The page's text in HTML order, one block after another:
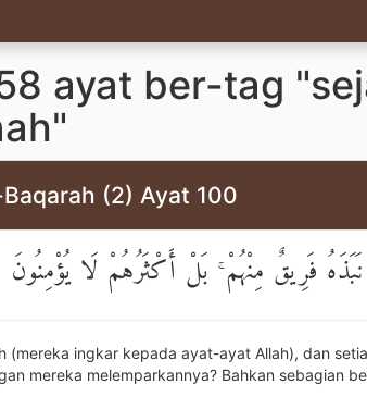
ayat ber-tag
(2) Ayat 100
فَرِيقٌ مِنْهُمْ ۚ بَلْ أَكْثَرُهُمْ لَا يُؤْمِنُونَ
(mereka ingkar kepada ayat-ayat Allah), dan
mereka melemparkannya? Bahkan sebagian